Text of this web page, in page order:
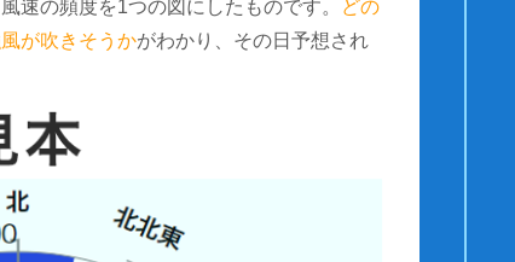
速の頻度を1つの図にしたものです。
どの
が吹きそうかがわかり、その日予想され